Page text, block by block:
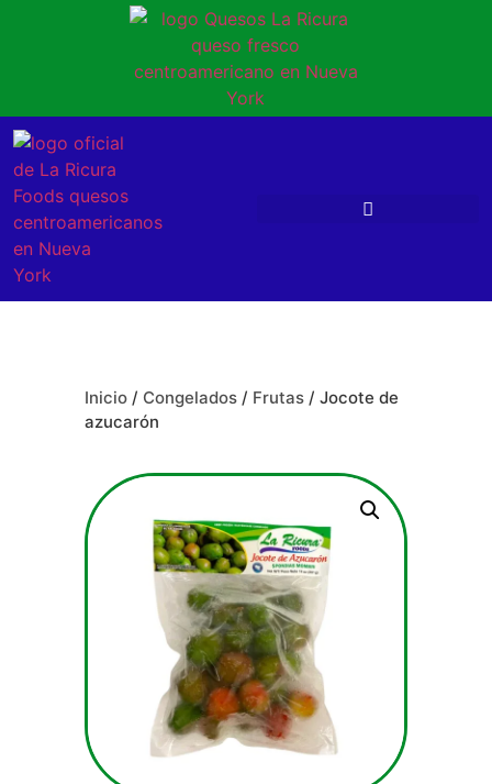
Inicio / Congelados / Frutas / Jocote de
azucarón